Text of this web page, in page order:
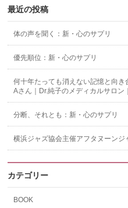
最近の投稿
体の声を聞く：新・心のサプリ
優先順位：新・心のサプリ
何十年たっても消えない記憶と向
Aさん｜Dr.純子のメディカルサロン
分断、それとも：新・心のサプリ
横浜ジャズ協会主催アフタヌーン
カテゴリー
BOOK